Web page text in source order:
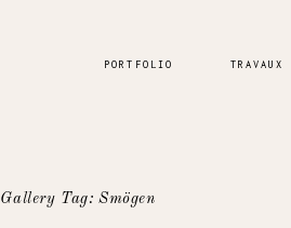
PORTFOLIO TRAVAUX
Gallery Tag: Smögen